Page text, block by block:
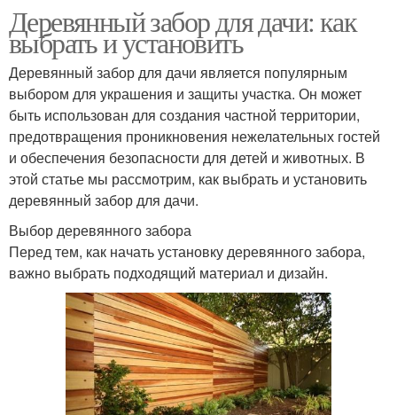
Деревянный забор для дачи: как
выбрать и установить
Деревянный забор для дачи является популярным
выбором для украшения и защиты участка. Он может
быть использован для создания частной территории,
предотвращения проникновения нежелательных гостей
и обеспечения безопасности для детей и животных. В
этой статье мы рассмотрим, как выбрать и установить
деревянный забор для дачи.
Выбор деревянного забора
Перед тем, как начать установку деревянного забора,
важно выбрать подходящий материал и дизайн.